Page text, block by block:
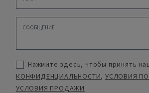
Нажмите здесь, чтобы принять
КОНФИДЕНЦИАЛЬНОСТИ,УСЛОВИЯ
УСЛОВИЯ ПРОДАЖИ